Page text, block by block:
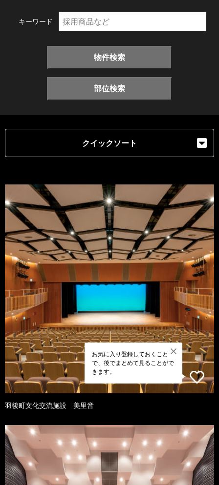
キーワード
物件検索
部位検索
クイックソート
お気に入り登録しておくこと
で、後でまとめて見ることがで
きます。
羽後町文化交流施設 美里音